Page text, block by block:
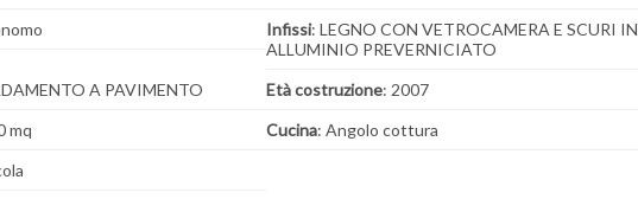
Infissi: LEGNO CON VETROCAMERA E SCURI IN
ALLUMINIO PREVERNICIATO
A PAVIMENTO Età costruzione: 2007
mq Cucina: Angolo cottura